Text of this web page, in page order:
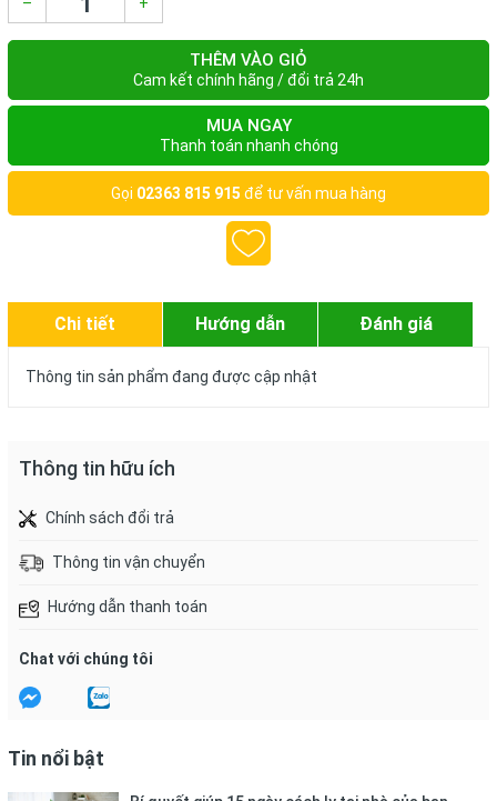
THÊM VÀO GIỎ
Cam kết chính hãng / đổi trả 24h
MUA NGAY
Thanh toán nhanh chóng
Gọi 02363 815 915 để tư vấn mua hàng
Chi tiết Hướng dẫn Đánh giá
Thông tin sản phẩm đang được cập nhật
Thông tin hữu ích
Chính sách đổi trả
Thông tin vận chuyển
Hướng dẫn thanh toán
Chat với chúng tôi
Tin nổi bật